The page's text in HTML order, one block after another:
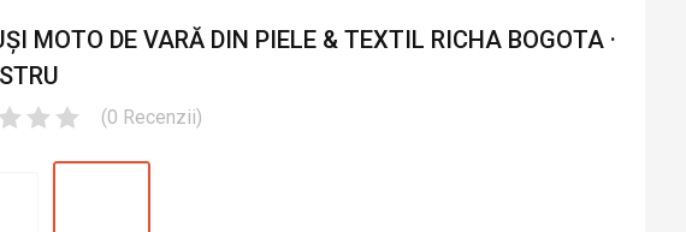
MOTO DE VARĂ DIN PIELE & TEXTIL RICHA BOGOTA ·
(0 Recenzii)